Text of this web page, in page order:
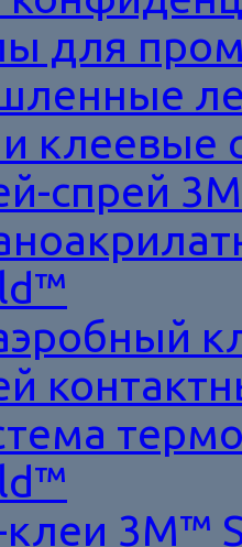
для
клеевые
спрей
3M™